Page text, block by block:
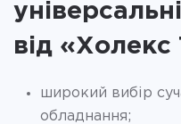
від «Холекс
широкий вибір
обладнання;